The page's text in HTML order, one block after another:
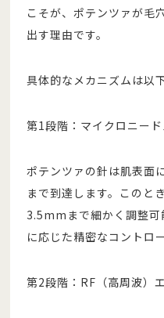
こそが、ポテンツァが毛
出す理由です。
具体的なメカニズムは以
第1段階：マイクロニー
ポテンツァの針は肌表面
まで到達します。このと
3.5mmまで細かく調整可
に応じた精密なコントロ
第2段階：RF（高周波）